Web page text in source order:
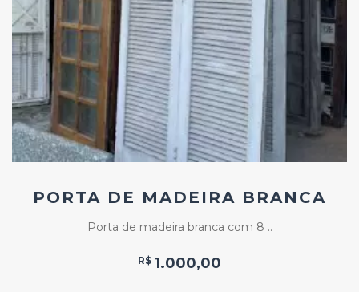
ao
Favoritos
PORTA DE MADEIRA BRANCA
Porta de madeira branca com 8 ..
R$ 1.000,00